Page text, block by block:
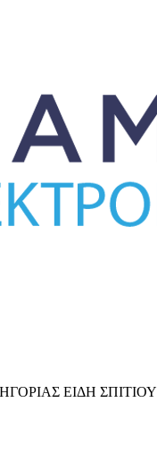
ΕΙΔΗ ΣΠΙΤΙΟΥ